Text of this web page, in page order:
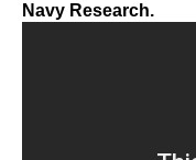
Navy Research.